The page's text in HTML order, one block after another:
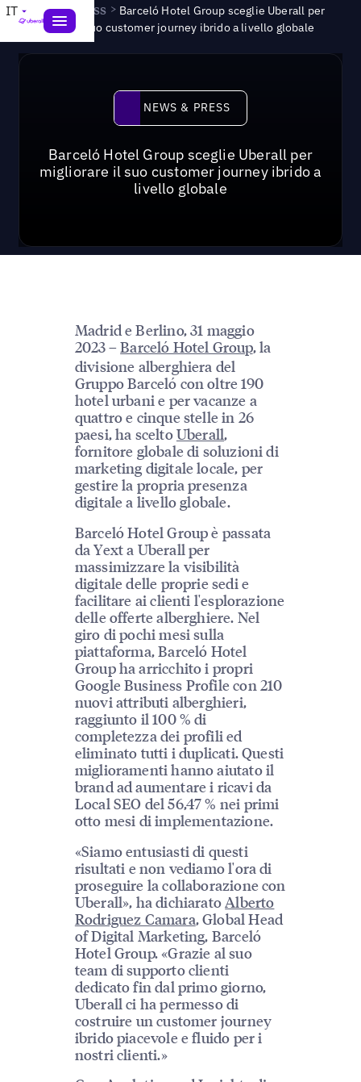
IT News & Press > Barceló Hotel Group sceglie Uberall per
migliorare il suo customer journey ibrido a livello globale
News & Press
NEWS & PRESS
Barceló Hotel Group sceglie Uberall per
migliorare il suo customer journey ibrido a
livello globale
Madrid e Berlino, 31 maggio
2023 – Barceló Hotel Group, la
divisione alberghiera del
Gruppo Barceló con oltre 190
hotel urbani e per vacanze a
quattro e cinque stelle in 26
paesi, ha sceltoUberall,
fornitore globale di soluzioni di
marketing digitale locale, per
gestire la propria presenza
digitale a livello globale.
Barceló Hotel Group è passata
da Yext a Uberall per
massimizzare la visibilità
digitale delle proprie sedi e
facilitare ai clienti l'esplorazione
delle offerte alberghiere. Nel
giro di pochi mesi sulla
piattaforma, Barceló Hotel
Group ha arricchito i propri
Google Business Profile con 210
nuovi attributi alberghieri,
raggiunto il 100 % di
completezza dei profili ed
eliminato tutti i duplicati. Questi
miglioramenti hanno aiutato il
brand ad aumentare i ricavi da
Local SEO del 56,47 % nei primi
otto mesi di implementazione.
«Siamo entusiasti di questi
risultati e non vediamo l'ora di
proseguire la collaborazione con
Uberall», ha dichiarato Alberto
Rodriguez Camara, Global Head
of Digital Marketing, Barceló
Hotel Group. «Grazie al suo
team di supporto clienti
dedicato fin dal primo giorno,
Uberall ci ha permesso di
costruire un customer journey
ibrido piacevole e fluido per i
nostri clienti.»